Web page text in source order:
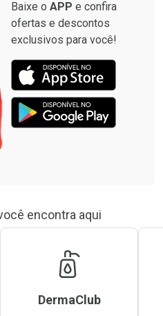
Baixe o APP e confira
ofertas e descontos
exclusivos para você!
encontra aqui
DermaClub